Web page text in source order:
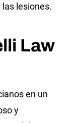
lesiones.
Law
en un
y